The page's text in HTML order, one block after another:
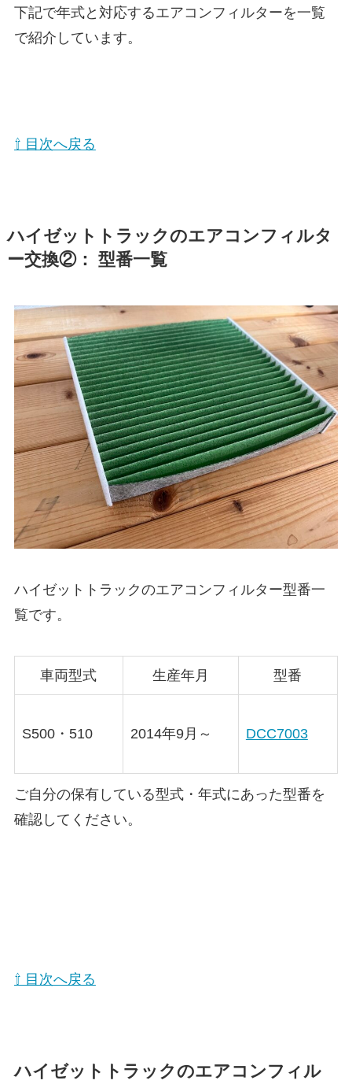
下記で年式と対応するエアコンフィルターを一覧
で紹介しています。
⇧ 目次へ戻る
ハイゼットトラックのエアコンフィルタ
ー交換②： 型番一覧
ハイゼットトラックのエアコンフィルター型番一
覧です。
車両型式 生産年月 型番
S500・510 2014年9月～ DCC7003
ご自分の保有している型式・年式にあった型番を
確認してください。
⇧ 目次へ戻る
ハイゼットトラックのエアコンフィル